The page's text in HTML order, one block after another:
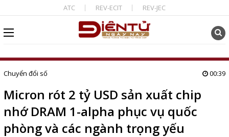
ATC REV-ECIT REV-JEC
Chuyển đổi số 00:39
Micron rót 2 tỷ USD sản xuất chip
nhớ DRAM 1-alpha phục vụ quốc
phòng và các ngành trọng yếu